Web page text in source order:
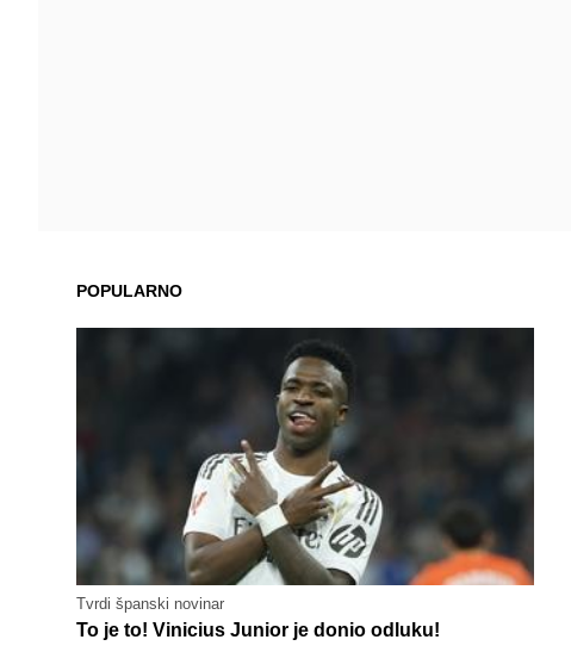
POPULARNO
Tvrdi španski novinar
To je to! Vinicius Junior je donio odluku!